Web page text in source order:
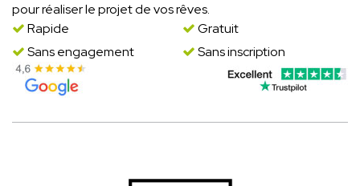
pour réaliser le projet de vos rêves.
Rapide
Gratuit
Sans engagement
Sans inscription